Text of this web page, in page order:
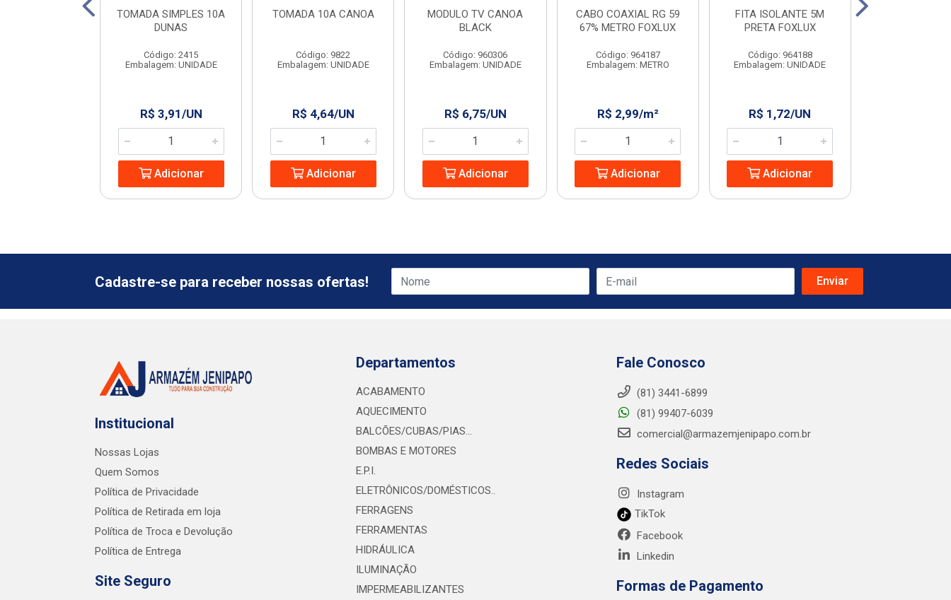
TOMADA SIMPLES 10A
DUNAS
Código: 2415
Embalagem: UNIDADE
R$ 3,91/UN
Adicionar
TOMADA 10A CANOA
Código: 9822
Embalagem: UNIDADE
R$ 4,64/UN
Adicionar
MODULO TV CANOA
BLACK
Código: 960306
Embalagem: UNIDADE
R$ 6,75/UN
Adicionar
CABO COAXIAL RG 59
67% METRO FOXLUX
Código: 964187
Embalagem: METRO
R$ 2,99/m²
Adicionar
FITA ISOLANTE 5M
PRETA FOXLUX
Código: 964188
Embalagem: UNIDADE
R$ 1,72/UN
Adicionar
Cadastre-se para receber nossas ofertas!
Institucional
Nossas Lojas
Quem Somos
Política de Privacidade
Política de Retirada em loja
Política de Troca e Devolução
Política de Entrega
Site Seguro
Departamentos
ACABAMENTO
AQUECIMENTO
BALCÕES/CUBAS/PIAS...
BOMBAS E MOTORES
E.P.I.
ELETRÔNICOS/DOMÉSTICOS..
FERRAGENS
FERRAMENTAS
HIDRÁULICA
ILUMINAÇÃO
IMPERMEABILIZANTES
Fale Conosco
(81) 3441-6899
(81) 99407-6039
comercial@armazemjenipapo.com.br
Redes Sociais
Instagram
TikTok
Facebook
Linkedin
Formas de Pagamento